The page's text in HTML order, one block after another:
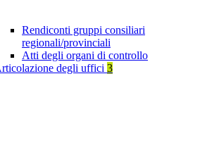
Rendiconti gruppi consiliari
regionali/provinciali
Atti degli organi di controllo
degli uffici 3